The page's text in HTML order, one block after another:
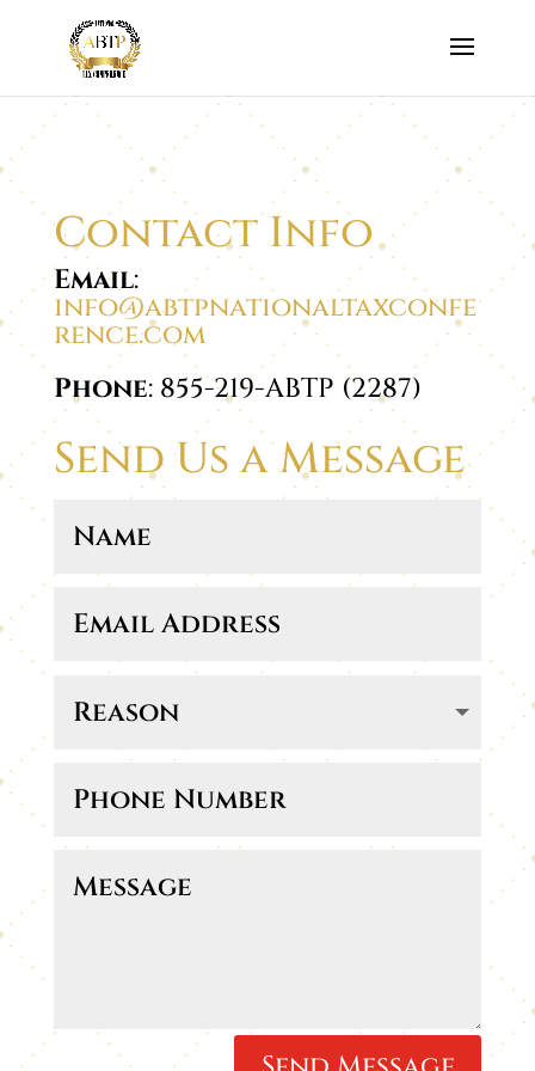
Contact Info
Email:
info@abtpnationaltaxconfe
rence.com
Phone: 855-219-ABTP (2287)
Send Us a Message